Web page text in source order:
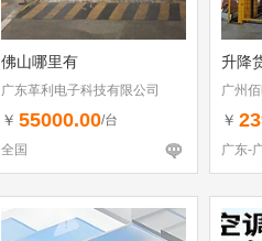
佛山哪里有
广东革利电子科技有限公司
￥ 55000.00/台
全国
升降
广州
￥
广东-